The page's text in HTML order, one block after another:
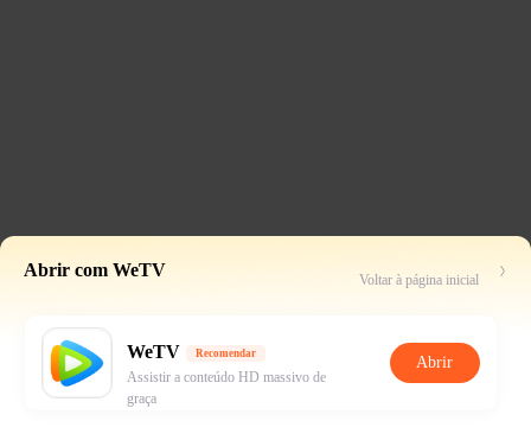
Abrir com WeTV Voltar à página inicial
WeTV Recomendar
Assistir a conteúdo HD massivo de
graça
Abrir